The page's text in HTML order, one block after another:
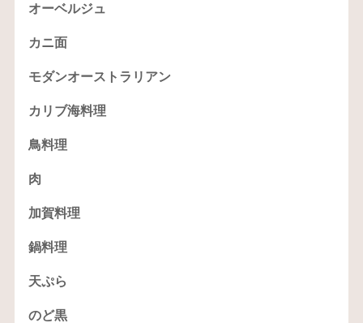
オーベルジュ
カニ面
モダンオーストラリアン
カリブ海料理
鳥料理
肉
加賀料理
鍋料理
天ぷら
のど黒